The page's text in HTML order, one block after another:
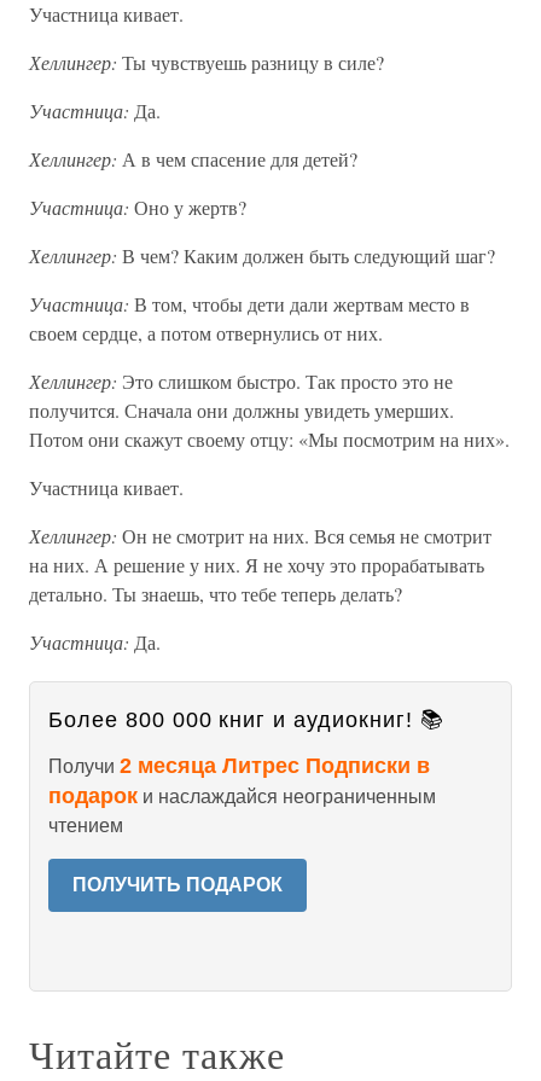
Участница кивает.
Хеллингер: Ты чувствуешь разницу в силе?
Участница: Да.
Хеллингер: А в чем спасение для детей?
Участница: Оно у жертв?
Хеллингер: В чем? Каким должен быть следующий шаг?
Участница: В том, чтобы дети дали жертвам место в
своем сердце, а потом отвернулись от них.
Хеллингер: Это слишком быстро. Так просто это не
получится. Сначала они должны увидеть умерших.
Потом они скажут своему отцу: «Мы посмотрим на них».
Участница кивает.
Хеллингер: Он не смотрит на них. Вся семья не смотрит
на них. А решение у них. Я не хочу это прорабатывать
детально. Ты знаешь, что тебе теперь делать?
Участница: Да.
Более 800 000 книг и аудиокниг! 📚
Получи 2 месяца Литрес Подписки в
подарок и наслаждайся неограниченным
чтением
ПОЛУЧИТЬ ПОДАРОК
Читайте также